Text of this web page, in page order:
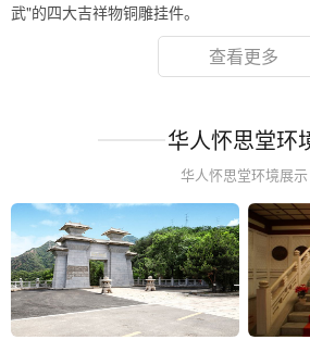
武"的四大吉祥物铜雕挂件。
查看更多
华人怀思堂环
华人怀思堂环境展示